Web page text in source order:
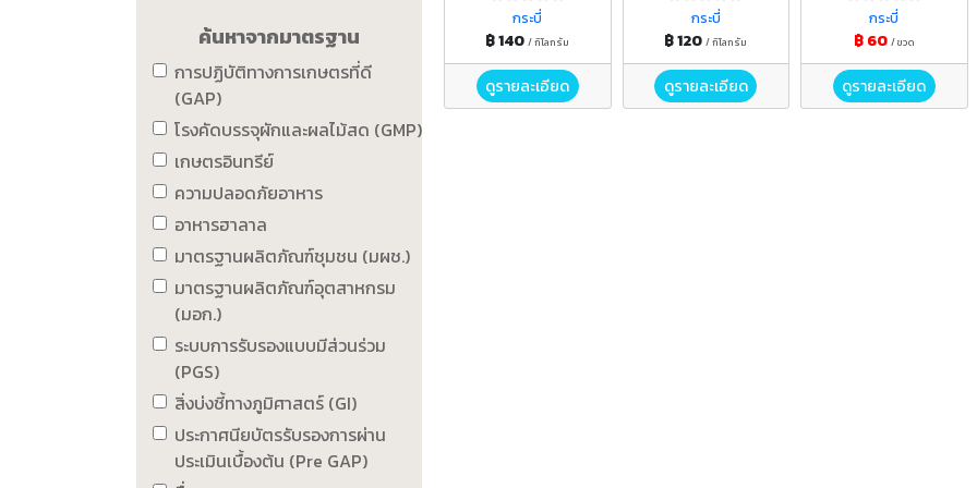
กระบี่
฿ 140/ กิโลกรัม
ดูรายละเอียด
กระบี่
฿ 120/ กิโลกรัม
ดูรายละเอียด
กระบี่
฿ 60 / ขวด
ดูรายละเอียด
ค้นหาจากมาตรฐาน
การปฏิบัติทางการเกษตรที่ดี
(GAP)
โรงคัดบรรจุผักและผลไม้สด (GMP)
เกษตรอินทรีย์
ความปลอดภัยอาหาร
อาหารฮาลาล
มาตรฐานผลิตภัณฑ์ชุมชน (มผช.)
มาตรฐานผลิตภัณฑ์อุตสาหกรม
(มอก.)
ระบบการรับรองแบบมีส่วนร่วม
(PGS)
สิ่งบ่งชี้ทางภูมิศาสตร์ (GI)
ประกาศนียบัตรรับรองการผ่าน
ประเมินเบื้องต้น (Pre GAP)